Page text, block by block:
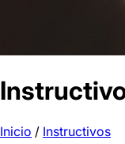
Inicio / Instructivos